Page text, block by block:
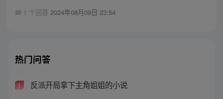
1 个回答 2024年08月09日 23:54
热门问答
1 反派开局拿下主角姐姐的小说